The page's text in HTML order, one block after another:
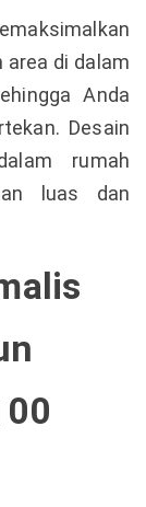
area di dalam
Anda
Desain
rumah
luas dan